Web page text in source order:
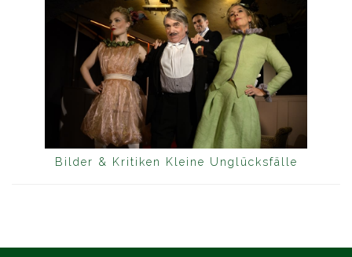
Bilder & Kritiken Kleine Unglücksfälle